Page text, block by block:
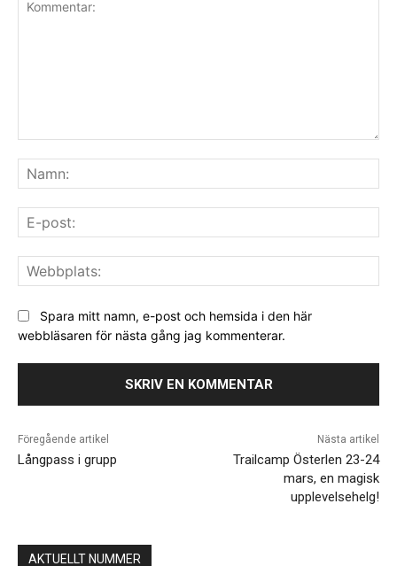
Spara mitt namn, e-post och hemsida i den här
webbläsaren för nästa gång jag kommenterar.
Föregående artikel
Långpass i grupp
Nästa artikel
Trailcamp Österlen 23-24
mars, en magisk
upplevelsehelg!
AKTUELLT NUMMER